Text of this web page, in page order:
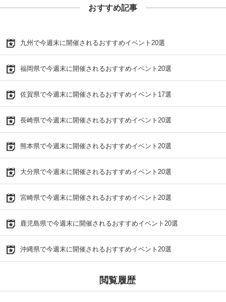
おすすめ記事
九州で今週末に開催されるおすすめイベント20選
福岡県で今週末に開催されるおすすめイベント20選
佐賀県で今週末に開催されるおすすめイベント17選
長崎県で今週末に開催されるおすすめイベント20選
熊本県で今週末に開催されるおすすめイベント20選
大分県で今週末に開催されるおすすめイベント20選
宮崎県で今週末に開催されるおすすめイベント20選
鹿児島県で今週末に開催されるおすすめイベント20選
沖縄県で今週末に開催されるおすすめイベント20選
閲覧履歴